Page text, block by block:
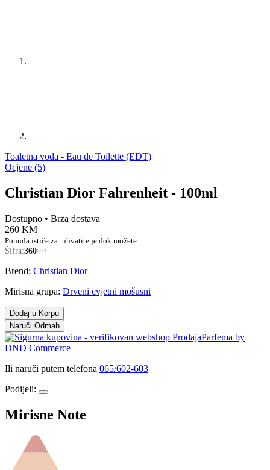
Toaletna voda - Eau de Toilette (EDT)
Ocjene (5)
Christian Dior Fahrenheit - 100ml
Dostupno • Brza dostava
260 KM
Ponuda ističe za: uhvatite je dok možete
Šifra:360
Brend: Christian Dior
Mirisna grupa: Drveni cvjetni mošusni
Dodaj u Korpu
Naruči Odmah
Ili naruči putem telefona 065/602-603
Podijeli:
Mirisne Note